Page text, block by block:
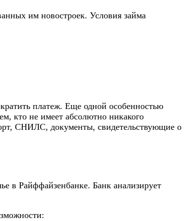
им новостроек. Условия займа
платеж. Еще одной особенностью
кто не имеет абсолютно никакого
СНИЛС, документы, свидетельствующие о
в Райффайзенбанке. Банк анализирует